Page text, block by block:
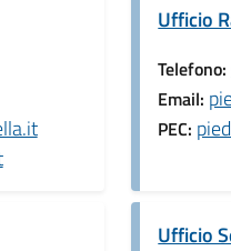
Ufficio
Telefono:
Email:
PEC:
Ufficio